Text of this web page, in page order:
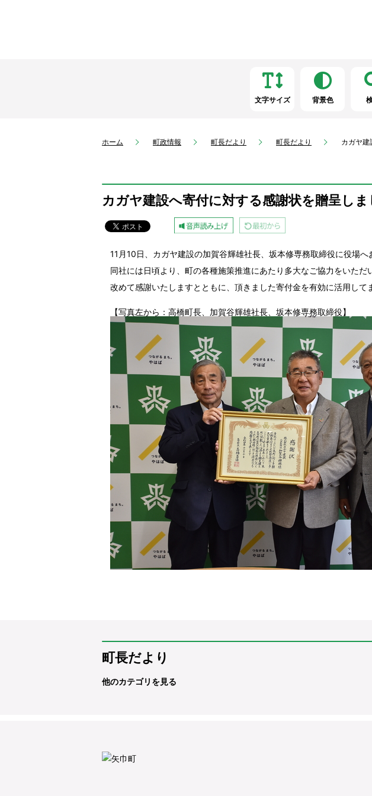
文字サイズ 背景色
ホーム 町政情報 町長だより 町長だより カガヤ建
カガヤ建設へ寄付に対する感謝状を贈呈しま
11月10日、カガヤ建設の加賀谷輝雄社長、坂本修専務取締役に役場へ
同社には日頃より、町の各種施策推進にあたり多大なご協力をいた
改めて感謝いたしますとともに、頂きました寄付金を有効に活用して
【写真左から：高橋町長、加賀谷輝雄社長、坂本修専務取締役】
町長だより
他のカテゴリを見る